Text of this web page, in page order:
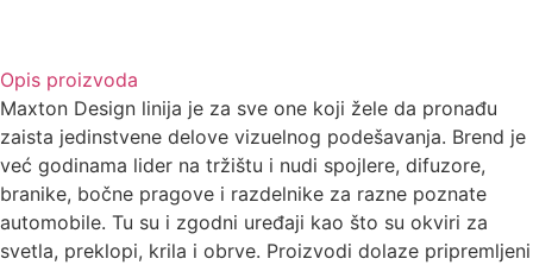
Opis proizvoda
Maxton Design linija je za sve one koji žele da pronađu
zaista jedinstvene delove vizuelnog podešavanja. Brend je
već godinama lider na tržištu i nudi spojlere, difuzore,
branike, bočne pragove i razdelnike za razne poznate
automobile. Tu su i zgodni uređaji kao što su okviri za
svetla, preklopi, krila i obrve. Proizvodi dolaze pripremljeni